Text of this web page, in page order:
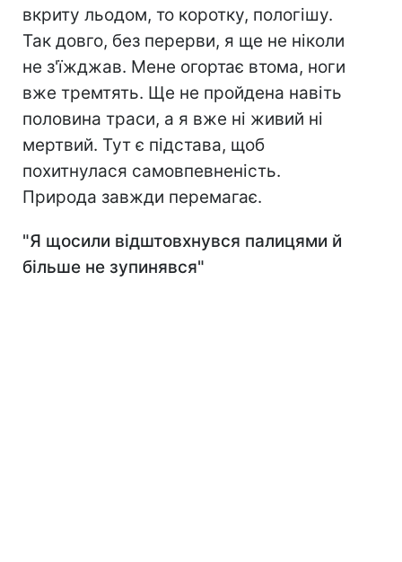
вкриту льодом, то коротку, пологішу.
Так довго, без перерви, я ще не ніколи
не з'їжджав. Мене огортає втома, ноги
вже тремтять. Ще не пройдена навіть
половина траси, а я вже ні живий ні
мертвий. Тут є підстава, щоб
похитнулася самовпевненість.
Природа завжди перемагає.
"Я щосили відштовхнувся палицями й
більше не зупинявся"